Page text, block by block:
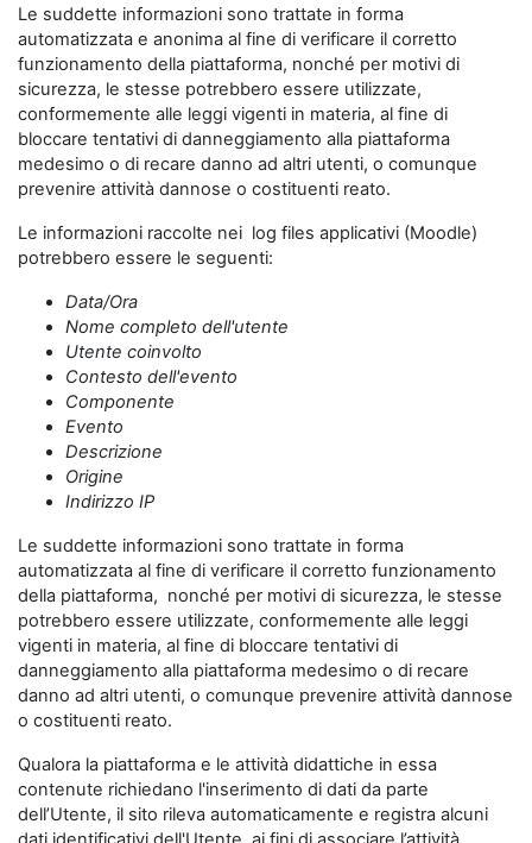
Le suddette informazioni sono trattate in forma
automatizzata e anonima al fine di verificare il corretto
funzionamento della piattaforma, nonché per motivi di
sicurezza, le stesse potrebbero essere utilizzate,
conformemente alle leggi vigenti in materia, al fine di
bloccare tentativi di danneggiamento alla piattaforma
medesimo o di recare danno ad altri utenti, o comunque
prevenire attività dannose o costituenti reato.
Le informazioni raccolte nei log files applicativi (Moodle)
potrebbero essere le seguenti:
Data/Ora
Nome completo dell'utente
Utente coinvolto
Contesto dell'evento
Componente
Evento
Descrizione
Origine
Indirizzo IP
Le suddette informazioni sono trattate in forma
automatizzata al fine di verificare il corretto funzionamento
della piattaforma, nonché per motivi di sicurezza, le stesse
potrebbero essere utilizzate, conformemente alle leggi
vigenti in materia, al fine di bloccare tentativi di
danneggiamento alla piattaforma medesimo o di recare
danno ad altri utenti, o comunque prevenire attività dannose
o costituenti reato.
Qualora la piattaforma e le attività didattiche in essa
contenute richiedano l'inserimento di dati da parte
dell’Utente, il sito rileva automaticamente e registra alcuni